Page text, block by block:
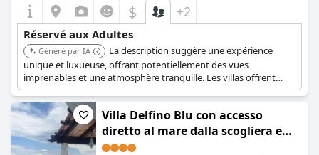
$ +2
Réservé aux Adultes
Généré par IA
La description suggère une expérience
unique et luxueuse, offrant potentiellement des vues
imprenables et une atmosphère tranquille. Les villas offrent
souvent plus d'intimité et d'espace, attirant les voyageurs
adultes en quête d'une retraite relaxante.
Villa Delfino Blu con accesso
diretto al mare dalla scogliera e
privacy impagabile.